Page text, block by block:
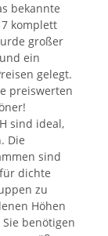
bekannte
komplett
großer
ein
gelegt.
preiswerten
sind ideal,
Die
sind
dichte
zu
Höhen
benötigen